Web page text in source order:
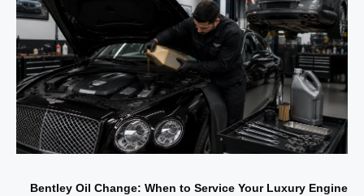
Bentley Oil Change: When to Service Your Luxury Engine